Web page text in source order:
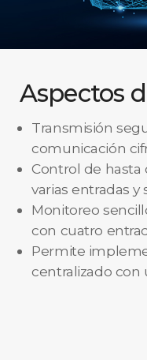
Aspectos
Transmisión
comunicación
Control de
varias entradas y
Monitoreo
con cuatro
Permite
centralizado con